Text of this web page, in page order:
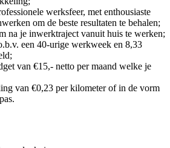
werksfeer, met enthousiaste
om de beste resultaten te behalen;
na je inwerktraject vanuit huis te werken;
een 40-urige werkweek en 8,33
van €15,- netto per maand welke je
van €0,23 per kilometer of in de vorm